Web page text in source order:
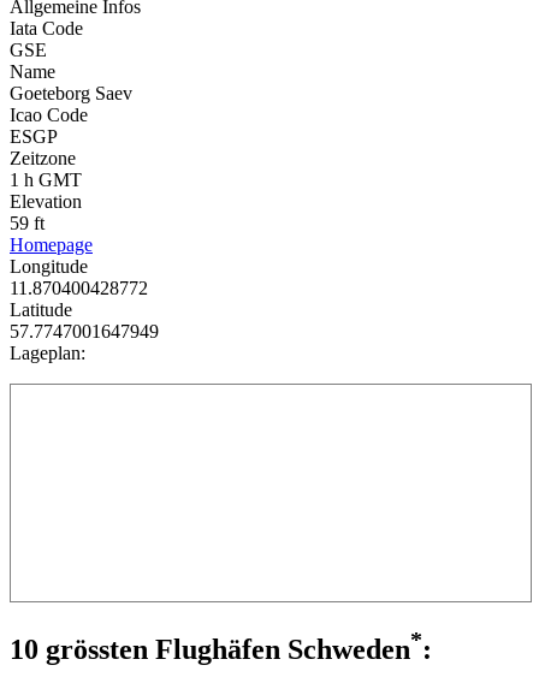
Allgemeine Infos
Iata Code
GSE
Name
Goeteborg Saev
Icao Code
ESGP
Zeitzone
1 h GMT
Elevation
59 ft
Homepage
Longitude
11.870400428772
Latitude
57.7747001647949
Lageplan:
10 grössten Flughäfen Schweden*: